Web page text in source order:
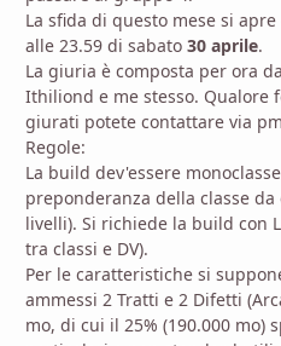
La sfida di questo mese si
alle 23.59 di sabato 30 aprile.
La giuria è composta per ora
Ithiliond e me stesso. Qualore
giurati potete contattare via
Regole:
La build dev'essere
preponderanza della classe
livelli). Si richiede la build con
tra classi e DV).
Per le caratteristiche si
ammessi 2 Tratti e 2 Difetti
mo, di cui il 25% (190.000 mo)